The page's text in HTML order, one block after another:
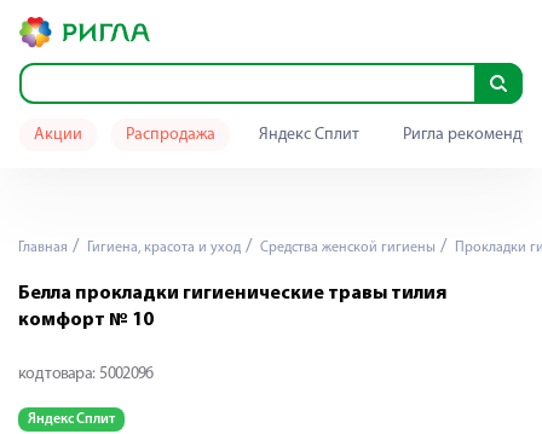
Акции Распродажа Яндекс Сплит Ригла
Главная Гигиена, красота и уход Средства женской гигиены Прокладки
Белла прокладки гигиенические травы тилия
комфорт № 10
код товара: 5002096
Яндекс Сплит